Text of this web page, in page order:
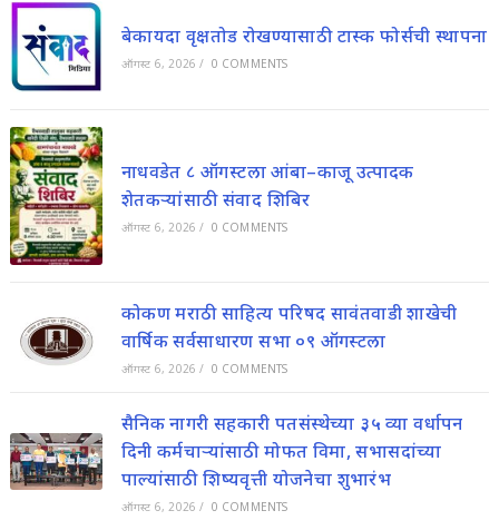
बेकायदा वृक्षतोड रोखण्यासाठी टास्क फोर्सची स्थापना
ऑगस्ट 6, 2026 / 0 COMMENTS
नाधवडेत ८ ऑगस्टला आंबा–काजू उत्पादक
शेतकऱ्यांसाठी संवाद शिबिर
ऑगस्ट 6, 2026 / 0 COMMENTS
कोकण मराठी साहित्य परिषद सावंतवाडी शाखेची
वार्षिक सर्वसाधारण सभा ०९ ऑगस्टला
ऑगस्ट 6, 2026 / 0 COMMENTS
सैनिक नागरी सहकारी पतसंस्थेच्या ३५ व्या वर्धापन
दिनी कर्मचाऱ्यांसाठी मोफत विमा, सभासदांच्या
पाल्यांसाठी शिष्यवृत्ती योजनेचा शुभारंभ
ऑगस्ट 6, 2026 / 0 COMMENTS